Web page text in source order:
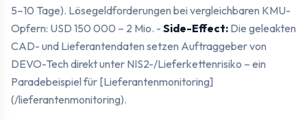
5–10 Tage). Lösegeldforderungen bei vergleichbaren KMU-
Opfern: USD 150 000 – 2 Mio. - Side-Effect: Die geleakten
CAD- und Lieferantendaten setzen Auftraggeber von
DEVO-Tech direkt unter NIS2-/Lieferkettenrisiko – ein
Paradebeispiel für [Lieferantenmonitoring]
(/lieferantenmonitoring).